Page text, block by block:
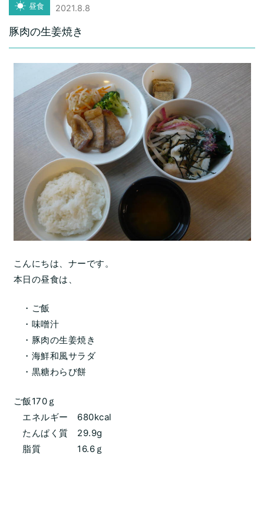
昼食 2021.8.8
豚肉の生姜焼き
こんにちは、ナーです。
本日の昼食は、
・ご飯
・味噌汁
・豚肉の生姜焼き
・海鮮和風サラダ
・黒糖わらび餅
ご飯170ｇ
エネルギー 680kcal
たんぱく質 29.9g
脂質 16.6ｇ